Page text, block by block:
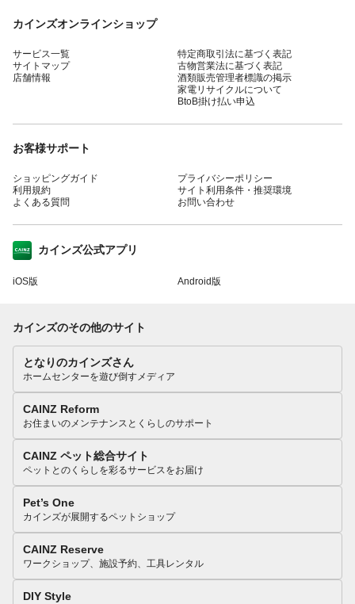
カインズオンラインショップ
サービス一覧
サイトマップ
店舗情報
特定商取引法に基づく表記
古物営業法に基づく表記
酒類販売管理者標識の掲示
家電リサイクルについて
BtoB掛け払い申込
お客様サポート
ショッピングガイド
利用規約
よくある質問
プライバシーポリシー
サイト利用条件・推奨環境
お問い合わせ
カインズ公式アプリ
iOS版 Android版
カインズのその他のサイト
となりのカインズさん
ホームセンターを遊び倒すメディア
CAINZ Reform
お住まいのメンテナンスとくらしのサポート
CAINZ ペット総合サイト
ペットとのくらしを彩るサービスをお届け
Pet’s One
カインズが展開するペットショップ
CAINZ Reserve
ワークショップ、施設予約、工具レンタル
DIY Style